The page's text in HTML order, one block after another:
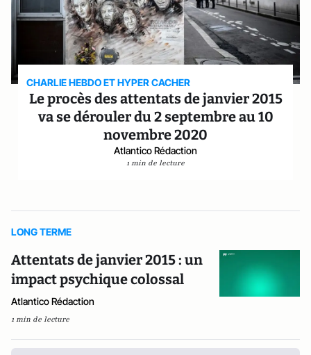
CHARLIE HEBDO ET HYPER CACHER
Le procès des attentats de janvier 2015
va se dérouler du 2 septembre au 10
novembre 2020
Atlantico Rédaction
1 min de lecture
LONG TERME
Attentats de janvier 2015 : un
impact psychique colossal
Atlantico Rédaction
1 min de lecture